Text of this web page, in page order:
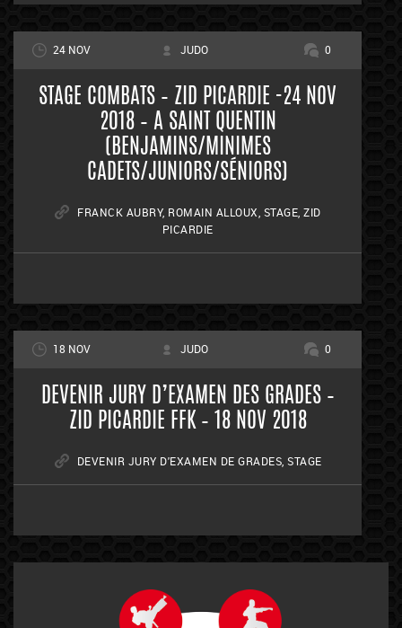
24 NOV JUDO 0
STAGE COMBATS – ZID PICARDIE -24 NOV
2018 – A SAINT QUENTIN
(BENJAMINS/MINIMES
CADETS/JUNIORS/SÉNIORS)
FRANCK AUBRY, ROMAIN ALLOUX STAGE ,ZID
PICARDIE
18 NOV JUDO 0
DEVENIR JURY D’EXAMEN DES GRADES –
ZID PICARDIE FFK – 18 NOV 2018
DEVENIR JURY D'EXAMEN DE GRADES STAGE